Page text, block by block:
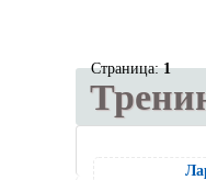
Страница:1